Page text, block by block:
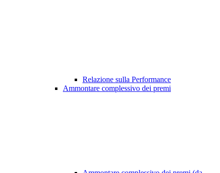
Relazione sulla Performance
Ammontare complessivo dei premi